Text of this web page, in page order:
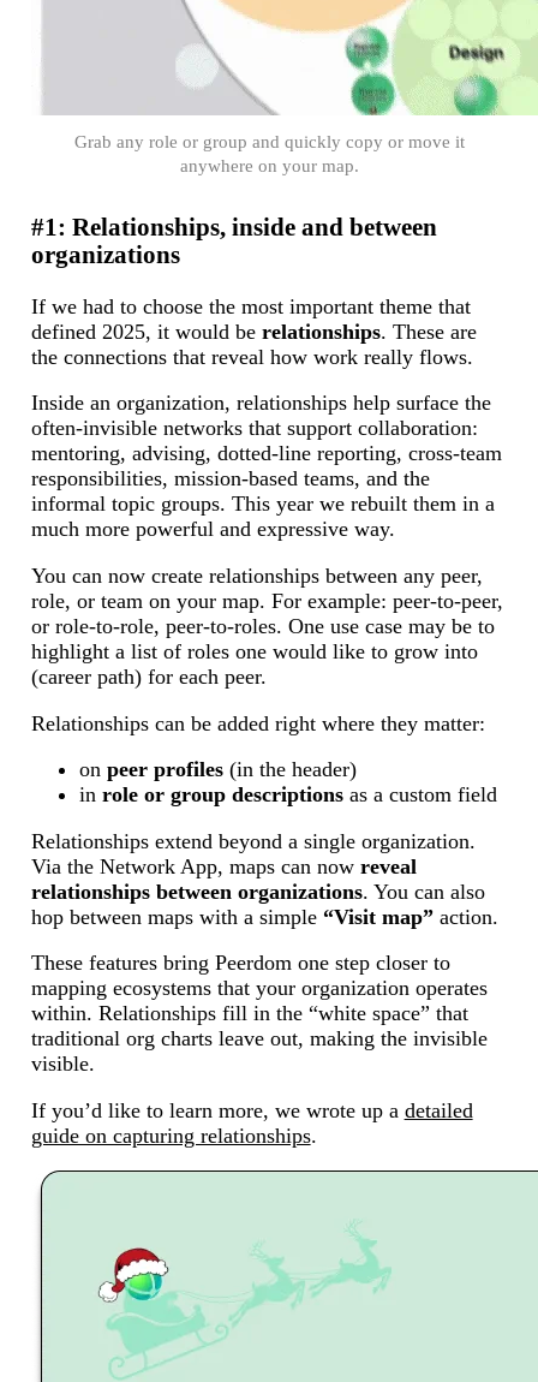
Grab any role or group and quickly copy or move it
anywhere on your map.
#1: Relationships, inside and between
organizations
If we had to choose the most important theme that
defined 2025, it would be relationships. These are
the connections that reveal how work really flows.
Inside an organization, relationships help surface the
often-invisible networks that support collaboration:
mentoring, advising, dotted-line reporting, cross-team
responsibilities, mission-based teams, and the
informal topic groups. This year we rebuilt them in a
much more powerful and expressive way.
You can now create relationships between any peer,
role, or team on your map. For example: peer-to-peer,
or role-to-role, peer-to-roles. One use case may be to
highlight a list of roles one would like to grow into
(career path) for each peer.
Relationships can be added right where they matter:
on peer profiles(in the header)
in role or group descriptionsas a custom field
Relationships extend beyond a single organization.
Via the Network App, maps can now reveal
relationships between organizations. You can also
hop between maps with a simple “Visit map”action.
These features bring Peerdom one step closer to
mapping ecosystems that your organization operates
within. Relationships fill in the “white space” that
traditional org charts leave out, making the invisible
visible.
If you’d like to learn more, we wrote up a detailed
guide on capturing relationships.